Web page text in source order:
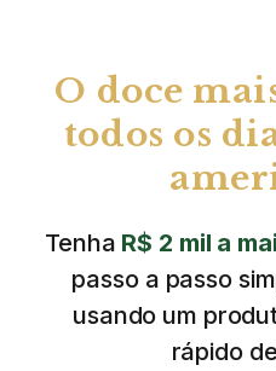
O doce
todos os
Tenha R$ 2 mil a
passo a passo
usando um
rápido